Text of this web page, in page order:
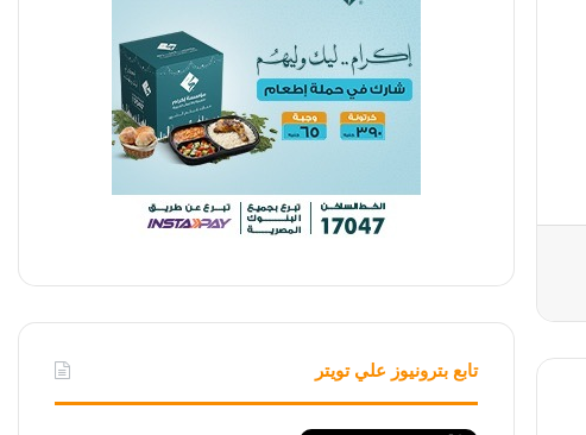
تابع بترونيوز علي تويتر